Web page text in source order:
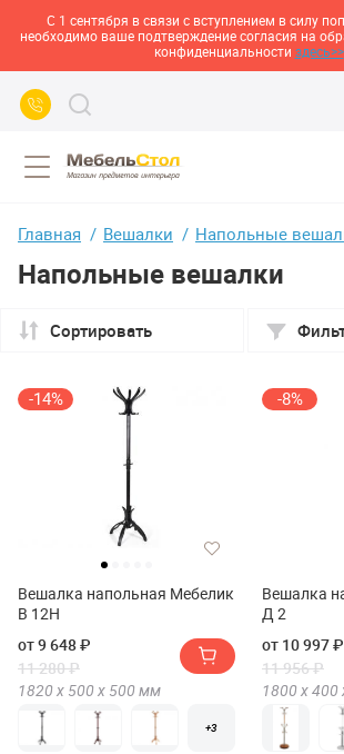
С 1 сентября в связи с вступлением в силу
необходимо ваше подтверждение согласия на
конфиденциальности здесь>>
Главная Вешалки Напольные
Напольные вешалки
Сортировать
-14%
Вешалка напольная Мебелик
В 12Н
от 9 648 ₽
11 280 ₽
1820 х 500 х 500 мм
+3
-8%
Вешалка
Д 2
от 10 997 ₽
11 956 ₽
1800 х400